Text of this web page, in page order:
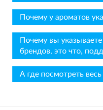
Почему у ароматов
Почему вы
брендов, это что,
А где посмотреть